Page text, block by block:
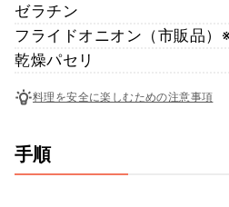
ゼラチン
フライドオニオン（市販品）
乾燥パセリ
料理を安全に楽しむための注意事項
手順